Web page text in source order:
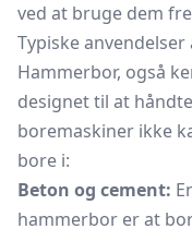
ved at bruge dem
Typiske
Hammerbor, også
designet til at
boremaskiner ikke
bore i:
Beton og cement:
hammerbor er at